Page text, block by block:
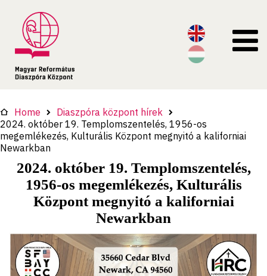
Home
Diaszpóra központ hírek
2024. október 19. Templomszentelés, 1956-os
megemlékezés, Kulturális Központ megnyitó a kaliforniai
Newarkban
2024. október 19. Templomszentelés,
1956-os megemlékezés, Kulturális
Központ megnyitó a kaliforniai
Newarkban